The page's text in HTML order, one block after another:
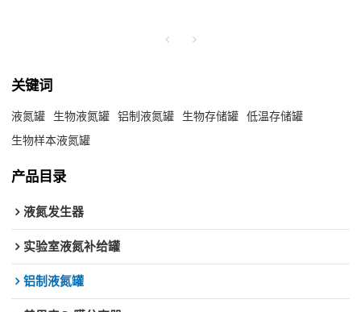
关键词
液氮罐 生物液氮罐 铝制液氮罐 生物存储罐 低温存储罐
生物样本液氮罐
产品目录
液氮发生器
实验室液氮补给罐
铝制液氮罐